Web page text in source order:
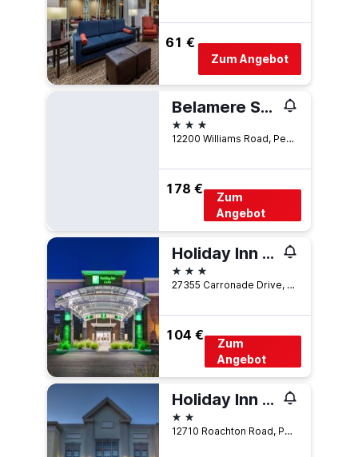
61 €
Zum Angebot
Belamere Suites Hotel
3 Sterne
12200 Williams Road, Perrysburg, OH, USA
178 €
Zum
Angebot
Holiday Inn & Suites Toledo Southwest - Perrysburg By IHG
3 Sterne
27355 Carronade Drive, Perrysburg, OH, USA
104 €
Zum
Angebot
Holiday Inn Express & Suites Toledo South - Perrysburg By IHG
2 Sterne
12710 Roachton Road, Perrysburg, OH, USA